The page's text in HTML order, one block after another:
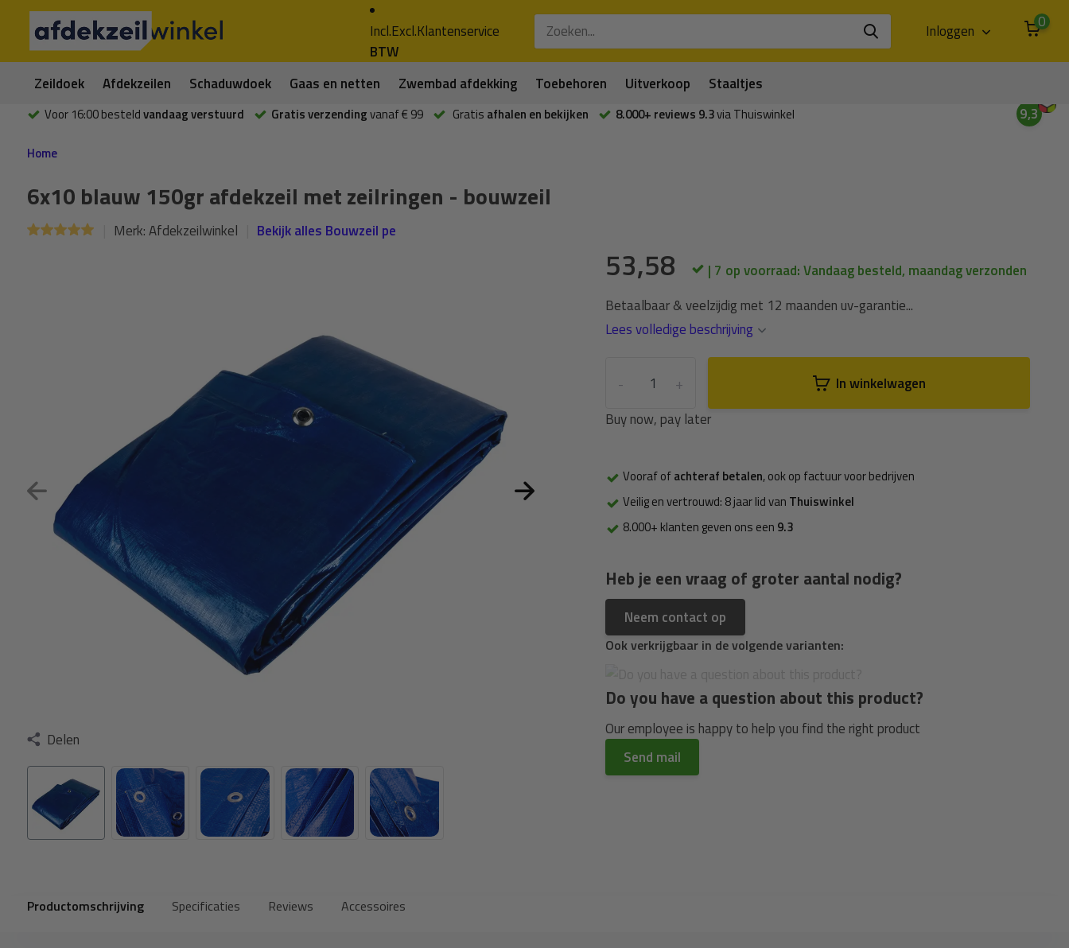
Incl.Excl.
BTW
Klantenservice Inloggen 0
Zeildoek Afdekzeilen Schaduwdoek Gaas en netten Zwembad afdekking Toebehoren Uitverkoop Staaltjes
Voor 16:00 besteldvandaag verstuurd Gratis verzendingvanaf € 99 Gratis afhalen en bekijken 8.000+ reviews 9.3via Thuiswinkel 9,3
Home
6x10 blauw 150gr afdekzeil met zeilringen - bouwzeil
Merk:Afdekzeilwinkel Bekijk alles Bouwzeil pe
Delen
53,58
| 7 op voorraad: Vandaag besteld, maandag verzonden
Betaalbaar & veelzijdig met 12 maanden uv-garantie...
Lees volledige beschrijving
+
-
In winkelwagen
Buy now, pay later
Vooraf ofachteraf betalen, ook op factuur voor bedrijven
Veilig en vertrouwd: 8 jaar lid van Thuiswinkel
8.000+ klanten geven ons een 9.3
Heb je een vraag of groter aantal nodig?
Neem contact op
Ook verkrijgbaar in de volgende varianten:
Do you have a question about this product?
Our employee is happy to help you find the right product
Send mail
Productomschrijving Specificaties Reviews Accessoires